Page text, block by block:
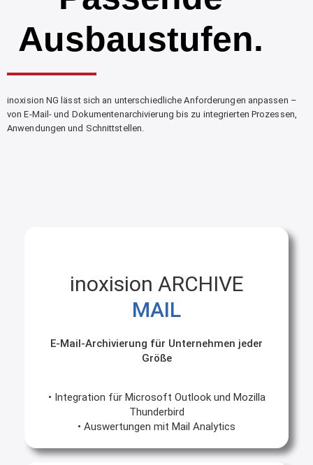
Ausbaustufen.
inoxision NG lässt sich an unterschiedliche Anforderungen anpassen –
von E-Mail- und Dokumentenarchivierung bis zu integrierten Prozessen,
Anwendungen und Schnittstellen.
inoxision ARCHIVE
MAIL
E-Mail-Archivierung für Unternehmen jeder
Größe
• Integration für Microsoft Outlook und Mozilla
Thunderbird
• Auswertungen mit Mail Analytics